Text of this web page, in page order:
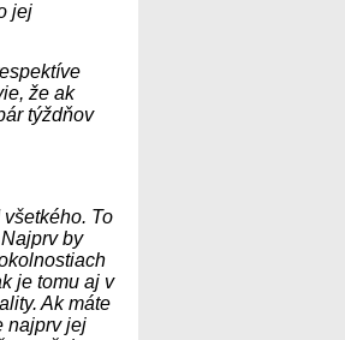
jej
že ak
týždňov
To
by
je tomu aj v
Ak máte
najprv jej